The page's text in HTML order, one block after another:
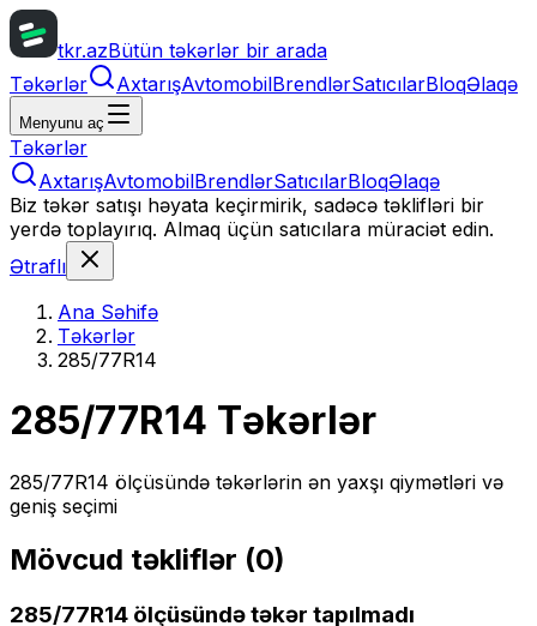
tkr.azBütün təkərlər bir arada
Təkərlər
AxtarışAvtomobilBrendlərSatıcılarBloqƏlaqə
Menyunu aç
Təkərlər
AxtarışAvtomobilBrendlərSatıcılarBloqƏlaqə
Biz təkər satışı həyata keçirmirik, sadəcə təklifləri bir
yerdə toplayırıq. Almaq üçün satıcılara müraciət edin.
Ətraflı
Ana Səhifə
Təkərlər
285/77R14
285/77R14 Təkərlər
285/77R14 ölçüsündə təkərlərin ən yaxşı qiymətləri və
geniş seçimi
Mövcud təkliflər (0)
285/77R14 ölçüsündə təkər tapılmadı